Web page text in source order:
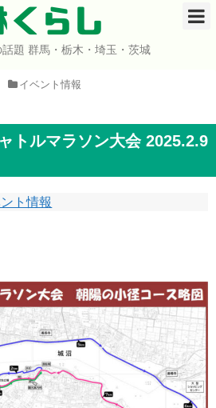
くらし
題 群馬・栃木・埼玉・茨城
イベント情報
トルマラソン大会 2025.2.9
ト情報